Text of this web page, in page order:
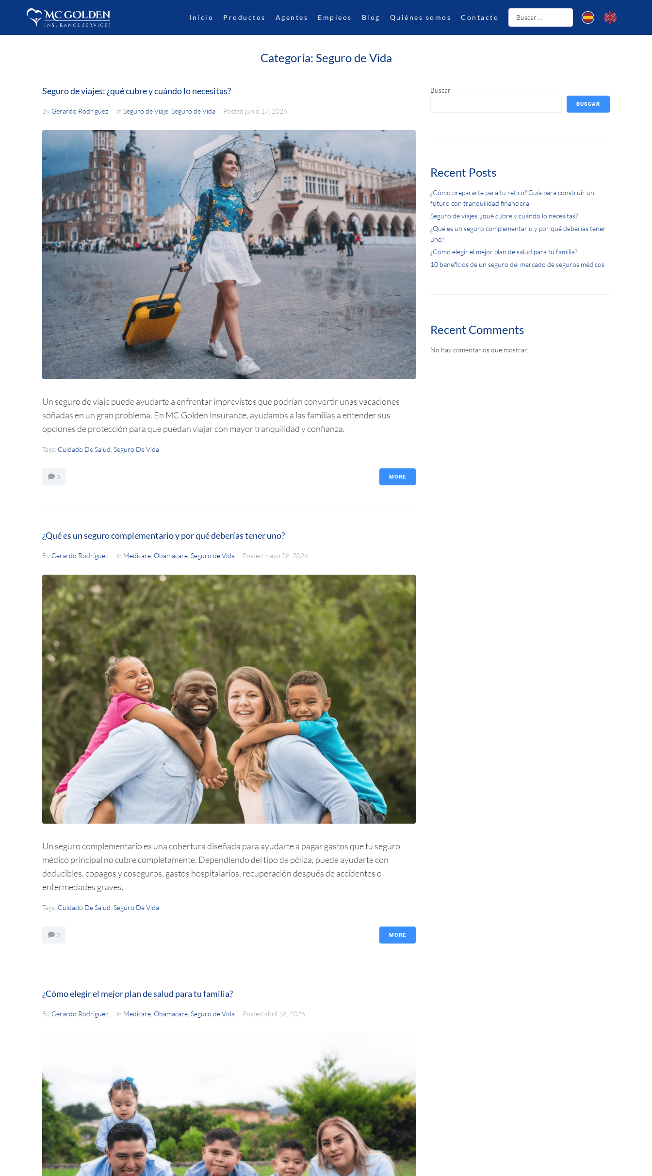
Inicio Productos Agentes Empleos Blog Quiénes somos Contacto
Categoría: Seguro de Vida
Seguro de viajes: ¿qué cubre y cuándo lo necesitas?
By Gerardo Rodríguez In Seguro de Viaje Seguro de Vida Posted junio 17, 2026
Un seguro de viaje puede ayudarte a enfrentar imprevistos que podrían convertir unas vacaciones
soñadas en un gran problema. En MC Golden Insurance, ayudamos a las familias a entender sus
opciones de protección para que puedan viajar con mayor tranquilidad y confianza.
Tags: Cuidado De Salud Seguro De Vida
0 MORE
¿Qué es un seguro complementario y por qué deberías tener uno?
By Gerardo Rodríguez In Medicare Obamacare Seguro de Vida Posted mayo 28, 2026
Un seguro complementario es una cobertura diseñada para ayudarte a pagar gastos que tu seguro
médico principal no cubre completamente. Dependiendo del tipo de póliza, puede ayudarte con
deducibles, copagos y coseguros, gastos hospitalarios, recuperación después de accidentes o
enfermedades graves.
Tags: Cuidado De Salud Seguro De Vida
0 MORE
¿Cómo elegir el mejor plan de salud para tu familia?
By Gerardo Rodríguez In Medicare Obamacare Seguro de Vida Posted abril 16, 2026
Buscar
BUSCAR
Recent Posts
¿Cómo prepararte para tu retiro? Guía para construir un
futuro con tranquilidad financiera
Seguro de viajes: ¿qué cubre y cuándo lo necesitas?
¿Qué es un seguro complementario y por qué deberías tener
uno?
¿Cómo elegir el mejor plan de salud para tu familia?
10 beneficios de un seguro del mercado de seguros médicos
Recent Comments
No hay comentarios que mostrar.